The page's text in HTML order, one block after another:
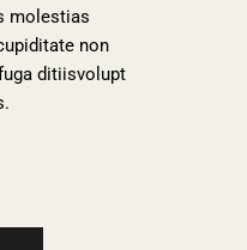
molestias
non
ditiisvolupt